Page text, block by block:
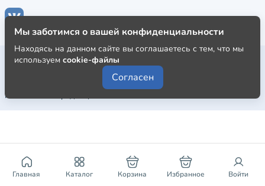
Главная Каталог Корзина Избранное Войти
Публичная оферта
Пользовательское соглашение
Политика конфиденциальности
Мы заботимся о вашей конфиденциальности
Находясь на данном сайте вы соглашаетесь с тем, что мы
используем cookie-файлы
Согласен